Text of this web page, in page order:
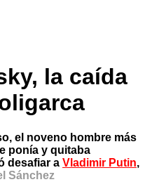
la caída
el noveno hombre más
ponía y quitaba
desafiar a Vladimir Putin,
Sánchez